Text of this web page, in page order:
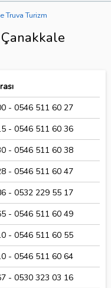
Truva Turizm
- 0546 511 60 27
- 0546 511 60 36
- 0546 511 60 38
- 0546 511 60 47
- 0532 229 55 17
- 0546 511 60 49
- 0546 511 60 55
- 0546 511 60 64
- 0530 323 03 16